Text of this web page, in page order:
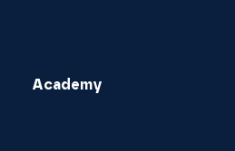
Academy